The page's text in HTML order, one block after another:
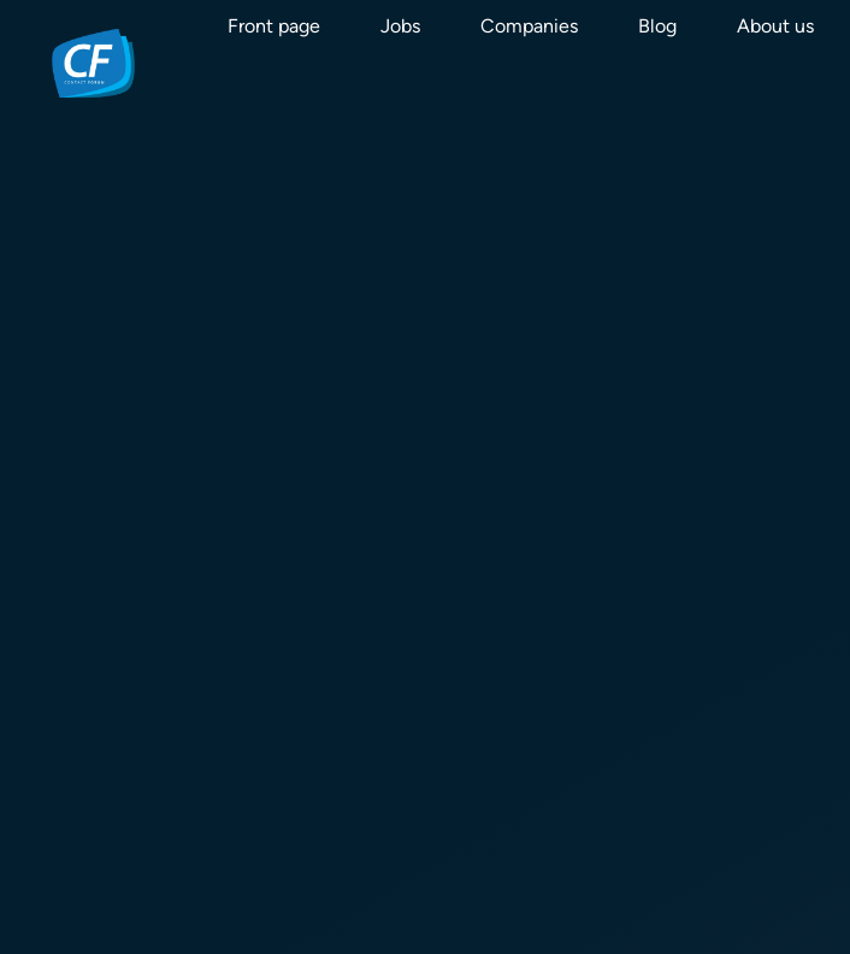
Front page Jobs Companies Blog About us